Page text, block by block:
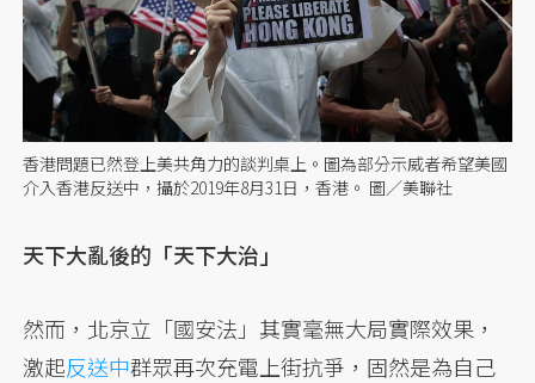
香港問題已然登上美共角力的談判桌上。圖為部分示威者希望美國
介入香港反送中，攝於2019年8月31日，香港。 圖／美聯社
天下大亂後的「天下大治」
然而，北京立「國安法」其實毫無大局實際效果，
激起反送中群眾再次充電上街抗爭，固然是為自己